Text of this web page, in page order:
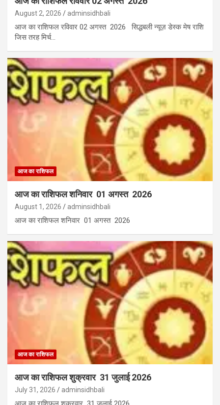
August 2, 2026 adminsidhbali
आज का राशिफल रविवार 02 अगस्त 2026 सिद्धबली न्यूज़ डेस्क मेष राशि
जिस तरह मिर्च…
आज का राशिफल
आज का राशिफल शनिवार 01 अगस्त 2026
August 1, 2026 adminsidhbali
आज का राशिफल शनिवार 01 अगस्त 2026
आज का राशिफल
आज का राशिफल शुक्रवार 31 जुलाई 2026
July 31, 2026 adminsidhbali